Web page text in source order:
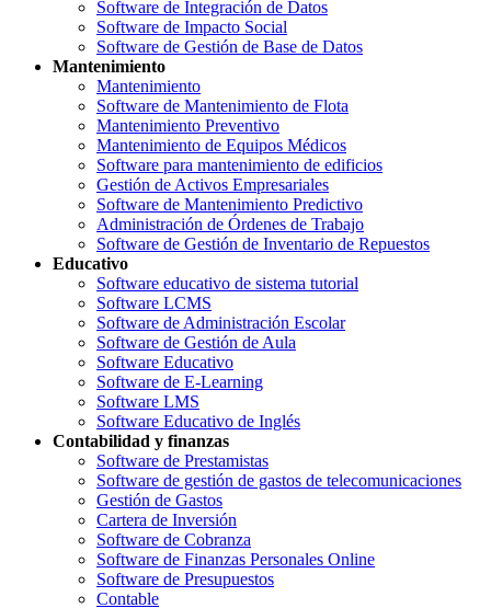
Software de Integración de Datos
Software de Impacto Social
Software de Gestión de Base de Datos
Mantenimiento
Mantenimiento
Software de Mantenimiento de Flota
Mantenimiento Preventivo
Mantenimiento de Equipos Médicos
Software para mantenimiento de edificios
Gestión de Activos Empresariales
Software de Mantenimiento Predictivo
Administración de Órdenes de Trabajo
Software de Gestión de Inventario de Repuestos
Educativo
Software educativo de sistema tutorial
Software LCMS
Software de Administración Escolar
Software de Gestión de Aula
Software Educativo
Software de E-Learning
Software LMS
Software Educativo de Inglés
Contabilidad y finanzas
Software de Prestamistas
Software de gestión de gastos de telecomunicaciones
Gestión de Gastos
Cartera de Inversión
Software de Cobranza
Software de Finanzas Personales Online
Software de Presupuestos
Contable